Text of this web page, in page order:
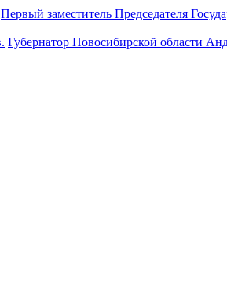
Первый заместитель Председателя
Губернатор Новосибирской области